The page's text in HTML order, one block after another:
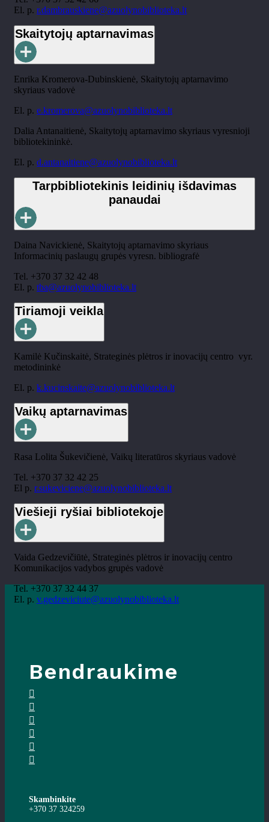
El. p. r.dambrauskiene@azuolynobiblioteka.lt
Skaitytojų aptarnavimas
Enrika Kromerova-Dubinskienė, Skaitytojų aptarnavimo
skyriaus vadovė
El. p. e.kromerova@azuolynobiblioteka.lt
Dalia Antanaitienė, Skaitytojų aptarnavimo skyriaus vyresnioji
bibliotekininkė.
El. p. d.antanaitiene@azuolynobiblioteka.lt
Tarpbibliotekinis leidinių išdavimas
panaudai
Daina Navickienė, Skaitytojų aptarnavimo skyriaus
Informacinių paslaugų grupės vyresn. bibliografė
Tel. +370 37 32 42 48
El. p. tba@azuolynobiblioteka.lt
Tiriamoji veikla
Kamilė Kučinskaitė, Strateginės plėtros ir inovacijų centro vyr.
metodininkė
El. p. k.kucinskaite@azuolynobiblioteka.lt
Vaikų aptarnavimas
Rasa Lolita Šukevičienė, Vaikų literatūros skyriaus vadovė
Tel. +370 37 32 42 25
El p. r.sukeviciene@azuolynobiblioteka.lt
Viešieji ryšiai bibliotekoje
Vaida Gedzevičiūtė, Strateginės plėtros ir inovacijų centro
Komunikacijos vadybos grupės vadovė
Tel. +370 37 32 44 37
El. p. v.gedzeviciute@azuolynobiblioteka.lt
Bendraukime
Skambinkite
+370 37 324259